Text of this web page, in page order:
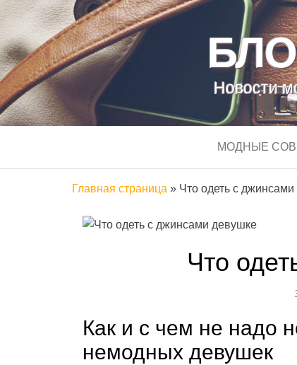
Новости
МОДНЫЕ
Главная страница » Что одеть с
Что
Как и с чем не надо
немодных девушек